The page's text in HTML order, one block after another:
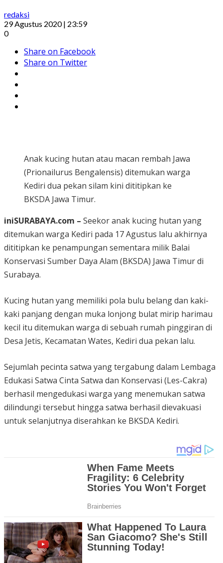
redaksi
29 Agustus 2020 | 23:59
0
Share on Facebook
Share on Twitter
Anak kucing hutan atau macan rembah Jawa
(Prionailurus Bengalensis) ditemukan warga
Kediri dua pekan silam kini dititipkan ke
BKSDA Jawa Timur.
iniSURABAYA.com – Seekor anak kucing hutan yang
ditemukan warga Kediri pada 17 Agustus lalu akhirnya
dititipkan ke penampungan sementara milik Balai
Konservasi Sumber Daya Alam (BKSDA) Jawa Timur di
Surabaya.
Kucing hutan yang memiliki pola bulu belang dan kaki-
kaki panjang dengan muka lonjong bulat mirip harimau
kecil itu ditemukan warga di sebuah rumah pinggiran di
Desa Jetis, Kecamatan Wates, Kediri dua pekan lalu.
Sejumlah pecinta satwa yang tergabung dalam Lembaga
Edukasi Satwa Cinta Satwa dan Konservasi (Les-Cakra)
berhasil mengedukasi warga yang menemukan satwa
dilindungi tersebut hingga satwa berhasil dievakuasi
untuk selanjutnya diserahkan ke BKSDA Kediri.